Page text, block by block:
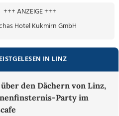
+++ ANZEIGE +++
IN LINZ
den Dächern von Linz,
Party im